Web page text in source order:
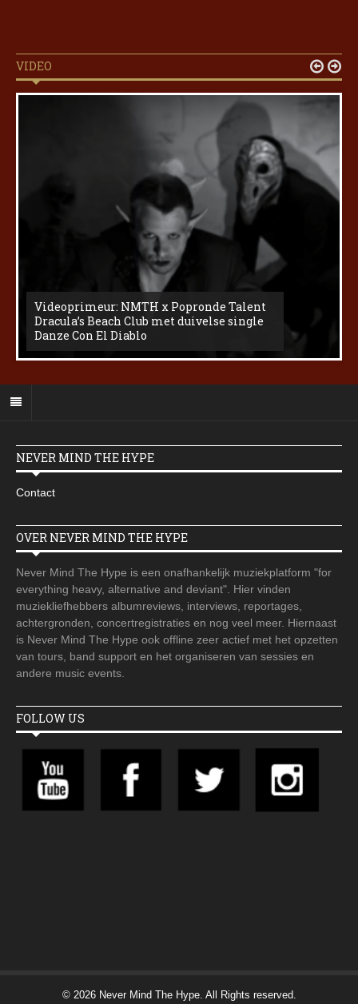
VIDEO
Videoprimeur: NMTH x Popronde Talent
Dracula’s Beach Club met duivelse single
Danze Con El Diablo
 
NEVER MIND THE HYPE
Contact
OVER NEVER MIND THE HYPE
Never Mind The Hype is een onafhankelijk muziekplatform "for
everything heavy, alternative and deviant". Hier vinden
muziekliefhebbers albumreviews, interviews, reportages,
achtergronden, concertregistraties en nog veel meer. Hiernaast
is Never Mind The Hype ook offline zeer actief met het opzetten
van tours, band support en het organiseren van sessies en
andere music events.
FOLLOW US
© 2026 Never Mind The Hype. All Rights reserved.